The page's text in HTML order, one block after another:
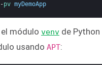
-pv myDemoApp
módulo venv de
usando APT: